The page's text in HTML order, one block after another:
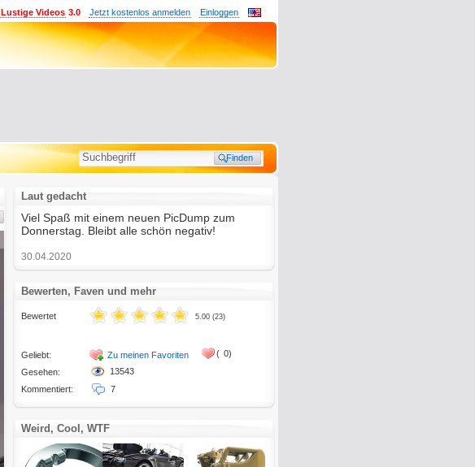
Einloggen
Jetzt kostenlos anmelden
Lustige Videos 3.0
Laut gedacht
Viel Spaß mit einem neuen PicDump zum
Donnerstag. Bleibt alle schön negativ!
30.04.2020
Bewerten, Faven und mehr
Bewertet
Geliebt:
Gesehen:
Kommentiert:
5.00 (23)
Zu meinen Favoriten
13543
7
( 0)
Weird, Cool, WTF